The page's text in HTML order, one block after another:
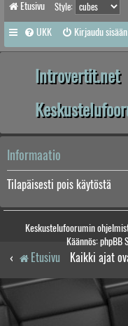
Etusivu Style:
UKK Kirjaudu sisään
Introvertit.net
Informaatio
Tilapäisesti pois käytöstä
Keskustelufoorumin
Käännös:
Etusivu Kaikki ajat